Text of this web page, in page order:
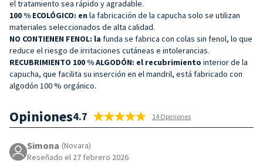
el tratamiento sea rápido y agradable.
100 % ECOLÓGICO: en la fabricación de la capucha solo se utilizan
materiales seleccionados de alta calidad.
NO CONTIENEN FENOL: la funda se fabrica con colas sin fenol, lo que
reduce el riesgo de irritaciones cutáneas e intolerancias.
RECUBRIMIENTO 100 % ALGODÓN: el recubrimiento interior de la
capucha, que facilita su inserción en el mandril, está fabricado con
algodón 100 % orgánico.
Opiniones4.7 14 Opiniones
Simona (Novara)
Reseñado el 27 febrero 2026